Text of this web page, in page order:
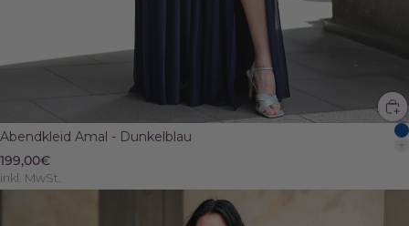
Abendkleid Amal - Dunkelblau
199,00€
inkl. MwSt.